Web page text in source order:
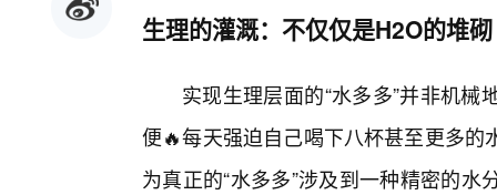
生理的灌溉：不仅仅是H2O的堆砌
实现生理层面的“水多多”并非机
便🔥每天强迫自己喝下八杯甚至更多
为真正的“水多多”涉及到一种精密的